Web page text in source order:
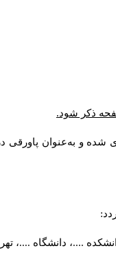
ذکر شود.
شده و به‌عنوان
....، دانشگاه ....،